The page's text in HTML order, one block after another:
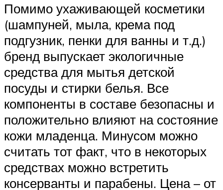
Помимо ухаживающей косметики
(шампуней, мыла, крема под
подгузник, пенки для ванны и т.д.)
бренд выпускает экологичные
средства для мытья детской
посуды и стирки белья. Все
компоненты в составе безопасны и
положительно влияют на состояние
кожи младенца. Минусом можно
считать тот факт, что в некоторых
средствах можно встретить
консерванты и парабены. Цена – от